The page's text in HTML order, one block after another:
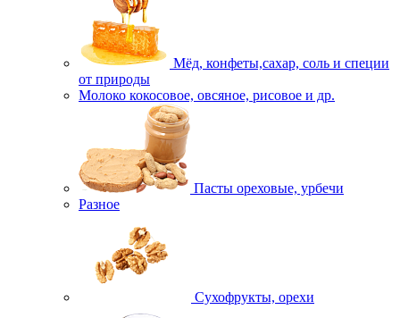
Мёд, конфеты,сахар, соль и специи
от природы
Молоко кокосовое, овсяное, рисовое и др.
Пасты ореховые, урбечи
Разное
Сухофрукты, орехи